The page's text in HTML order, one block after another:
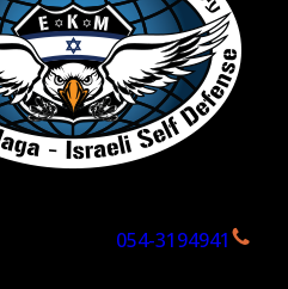
054-3194941